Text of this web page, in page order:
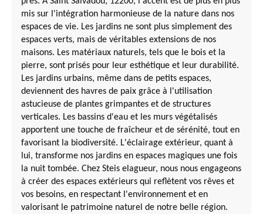
mis sur l'intégration harmonieuse de la nature dans nos
espaces de vie. Les jardins ne sont plus simplement des
espaces verts, mais de véritables extensions de nos
maisons. Les matériaux naturels, tels que le bois et la
pierre, sont prisés pour leur esthétique et leur durabilité.
Les jardins urbains, même dans de petits espaces,
deviennent des havres de paix grâce à l'utilisation
astucieuse de plantes grimpantes et de structures
verticales. Les bassins d'eau et les murs végétalisés
apportent une touche de fraîcheur et de sérénité, tout en
favorisant la biodiversité. L'éclairage extérieur, quant à
lui, transforme nos jardins en espaces magiques une fois
la nuit tombée. Chez Steis elagueur, nous nous engageons
à créer des espaces extérieurs qui reflètent vos rêves et
vos besoins, en respectant l'environnement et en
valorisant le patrimoine naturel de notre belle région.